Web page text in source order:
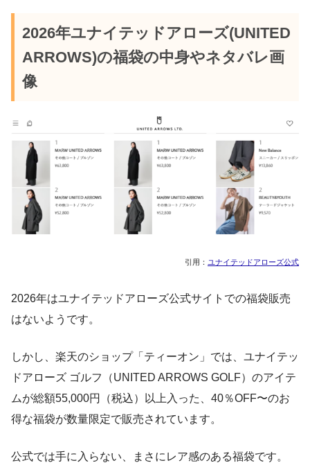
2026年ユナイテッドアローズ(UNITED
ARROWS)の福袋の中身やネタバレ画
像
引用： ユナイテッドアローズ公式
2026年はユナイテッドアローズ公式サイトでの福袋販売
はないようです。
しかし、楽天のショップ「ティーオン」では、ユナイテッ
ドアローズ ゴルフ（UNITED ARROWS GOLF）のアイテ
ムが総額55,000円（税込）以上入った、40％OFF〜のお
得な福袋が数量限定で販売されています。
公式では手に入らない、まさにレア感のある福袋です。